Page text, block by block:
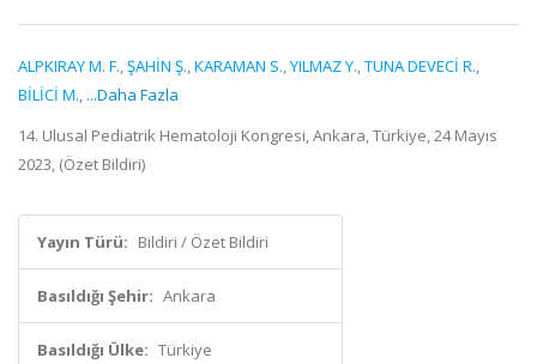
ALPKIRAY M. F.,ŞAHİN Ş.,KARAMAN S.,YILMAZ Y.,TUNA DEVECİ R.,
BİLİCİ M., ...Daha Fazla
14. Ulusal Pediatrik Hematoloji Kongresi, Ankara, Türkiye, 24 Mayıs
2023, (Özet Bildiri)
Yayın Türü: Bildiri / Özet Bildiri
Basıldığı Şehir: Ankara
Basıldığı Ülke: Türkiye